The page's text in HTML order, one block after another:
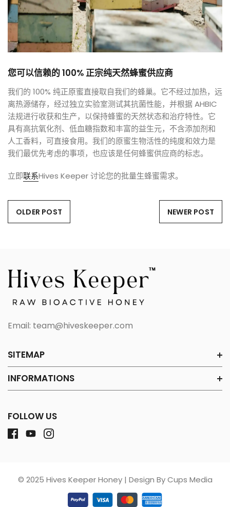
您可以信赖的 100% 正宗纯天然蜂蜜供应商
我们的 100% 纯正原蜜直接取自我们的蜂巢。它不经过加热，远
离热源储存，经过独立实验室测试其抗菌性能，并根据 AHBIC
法规进行收获和生产，以保持蜂蜜的天然状态和治疗特性。它
具有高抗氧化剂、低血糖指数和丰富的益生元，不含添加剂和
人工香料，可直接食用。我们的原蜜生物活性的纯度和效力是
我们最优先考虑的事项，也应该是任何蜂蜜供应商的标志。
立即联系Hives Keeper 讨论您的批量生蜂蜜需求。
OLDER POST NEWER POST
Email: team@hiveskeeper.com
SITEMAP
INFORMATIONS
FOLLOW US
© 2025 Hives Keeper Honey | Design By Cups Media